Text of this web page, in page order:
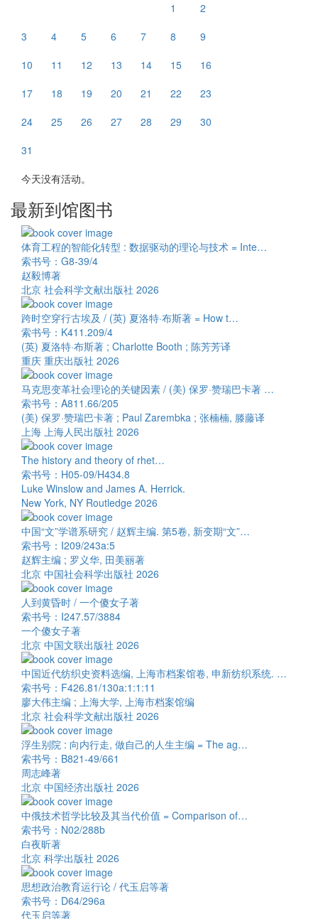
1
2
3
4 5 6 7 8
9
10
11 12 13 14 15
16
17
18 19 20 21 22
23
24
25 26 27 28 29
30
31
今天没有活动。
最新到馆图书
体育工程的智能化转型 : 数据驱动的理论与技术 = Inte…
索书号：G8-39/4
赵毅博著
北京 社会科学文献出版社 2026
跨时空穿行古埃及 / (英) 夏洛特·布斯著 = How t…
索书号：K411.209/4
(英) 夏洛特·布斯著 ; Charlotte Booth ; 陈芳芳译
重庆 重庆出版社 2026
马克思变革社会理论的关键因素 / (美) 保罗·赞瑞巴卡著 …
索书号：A811.66/205
(美) 保罗·赞瑞巴卡著 ; Paul Zarembka ; 张楠楠, 滕藤译
上海 上海人民出版社 2026
The history and theory of rhet…
索书号：H05-09/H434.8
Luke Winslow and James A. Herrick.
New York, NY Routledge 2026
中国“文”学谱系研究 / 赵辉主编. 第5卷, 新变期“文”…
索书号：I209/243a:5
赵辉主编 ; 罗义华, 田美丽著
北京 中国社会科学出版社 2026
人到黄昏时 / 一个傻女子著
索书号：I247.57/3884
一个傻女子著
北京 中国文联出版社 2026
中国近代纺织史资料选编, 上海市档案馆卷, 申新纺织系统. …
索书号：F426.81/130a:1:1:11
廖大伟主编 ; 上海大学, 上海市档案馆编
北京 社会科学文献出版社 2026
浮生别院 : 向内行走, 做自己的人生主编 = The ag…
索书号：B821-49/661
周志峰著
北京 中国经济出版社 2026
中俄技术哲学比较及其当代价值 = Comparison of…
索书号：N02/288b
白夜昕著
北京 科学出版社 2026
思想政治教育运行论 / 代玉启等著
索书号：D64/296a
代玉启等著